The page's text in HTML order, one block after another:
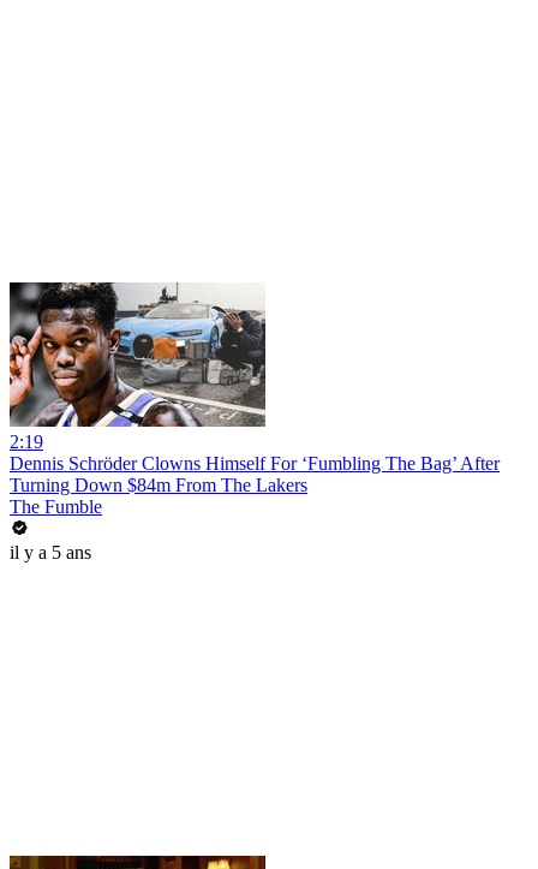
2:19
Dennis Schröder Clowns Himself For ‘Fumbling The Bag’ After
Turning Down $84m From The Lakers
The Fumble
il y a 5 ans